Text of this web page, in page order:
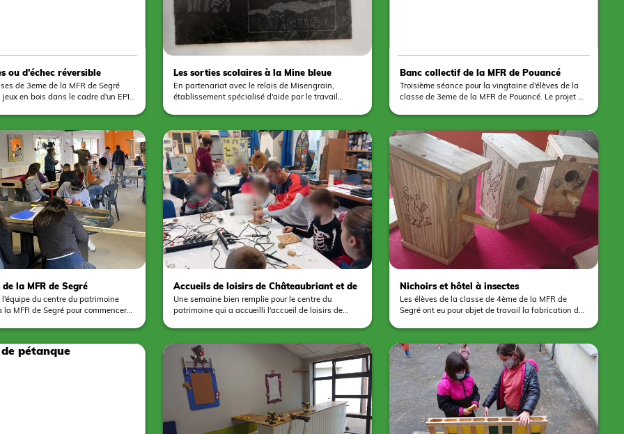
en forme de tour réalisé à partir de techniques de
pliage, collage et décoration façon maquette. Une
réalisation bien en phase avec son environnement.
ou d'échec réversible
de 3eme de la MFR de Segré
en bois dans le cadre d'un EPI
jeu de dames et d'échec
XXL. Voici quelques clichés
Les sorties scolaires à la Mine bleue
En partenariat avec le relais de Misengrain,
établissement spécialisé d'aide par le travail
touristique de la mine bleue (15 minutes à pied, 5
minutes en bus) pour participer à un atelier de
gravure sur ardoise. En parallèle de cet atelier, il
est vivement conseillé de réserver une visite de la
mine (https://www.laminebleue.com/groupes-
cse/groupes-scolaires/). Pour découvrir l'ensemble
des offres d'atelier, rendez vous à la rubrique
formule de découverte pour télécharger le
document du même nom.
Banc collectif de la MFR de Pouancé
Troisième séance pour la vingtaine d'élèves de la
classe de 3eme de la MFR de Pouancé. Le projet de
la motivation et à l'implication des élèves. Les
pieds se terminent, place désormais à la
fabrication des assises. Enfin, les élèves auront le
loisir d'imaginer la décoration du mobilier
d'exterieur et de la mettre en pratique.
de la MFR de Segré
du centre du patrimoine
la MFR de Segré pour commencer
sur six jeux en bois pour une
par classe. C'est un projet de
de travailler la géométrie et
Accueils de loisirs de Châteaubriant et de
Saint-Aignan-sur-Roë
Une semaine bien remplie pour le centre du
patrimoine qui a accueilli l'accueil de loisirs de
sur-Roë jeudi. Une quarantaine d'enfants ont
participé à des ateliers de gravure sur ardoise et de
pyrogravure sans oublier une approche du Pouancé
médiéval avec nos modules pédagogiques pour
tout comprendre du château.
Nichoirs et hôtel à insectes
Les élèves de la classe de 4ème de la MFR de
Segré ont eu pour objet de travail la fabrication de
pyrogravures ainsi que 2 hôtels à insectes à garnir
par les élèves. Ce travail s'intègre dans l'objectif
pédagogique de l'établissement de devenir un
refuge LPO (Ligue de Protection des Oiseaux).